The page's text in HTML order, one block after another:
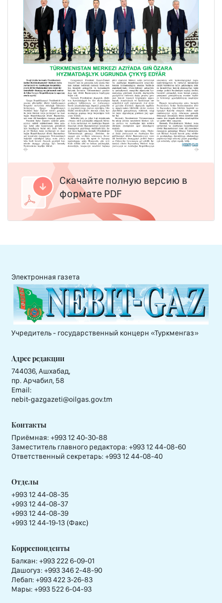
Скачайте полную версию в
формате PDF
Электронная газета
Учредитель - государственный концерн «Туркменгаз»
Адрес редакции
744036, Ашхабад,
пр. Арчабил, 58
Email:
nebit-gazgazeti@oilgas.gov.tm
Контакты
Приёмная: +993 12 40-30-88
Заместитель главного редактора: +993 12 44-08-60
Ответственный секретарь: +993 12 44-08-40
Отделы
+993 12 44-08-35
+993 12 44-08-37
+993 12 44-08-39
+993 12 44-19-13 (Факс)
Корреспонденты
Балкан: +993 222 6-09-01
Дашогуз: +993 346 2-48-90
Лебап: +993 422 3-26-83
Мары: +993 522 6-04-93